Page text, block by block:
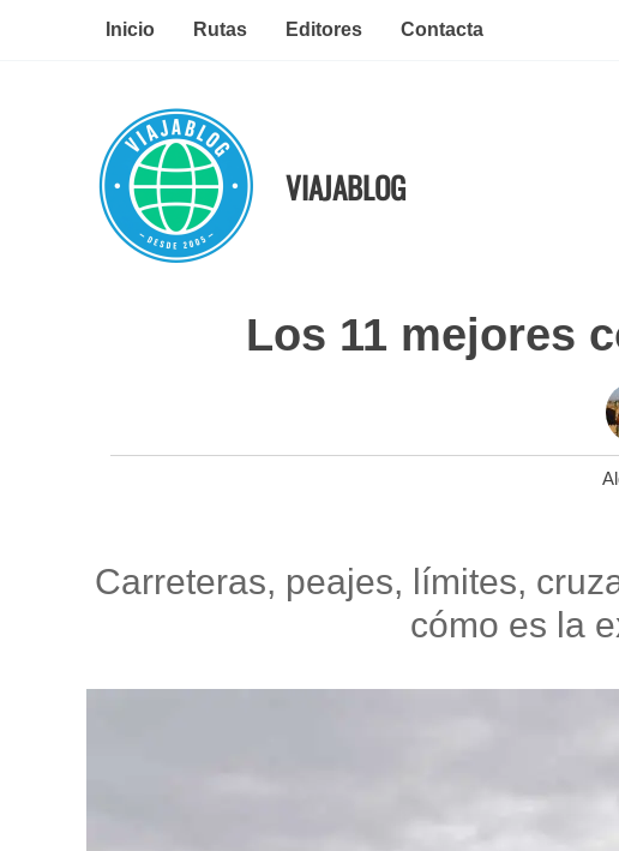
Inicio Rutas Editores Contacta
VIAJABLOG
Los 11 mejores
Carreteras, peajes, límites,
cómo es la